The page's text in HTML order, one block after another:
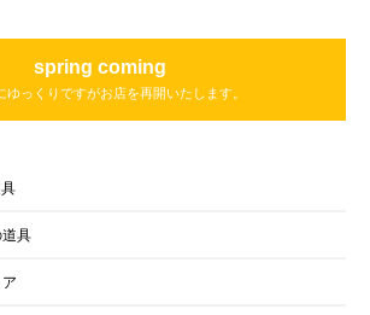
spring coming
ゆっくりですがお店を再開いたします。
道具